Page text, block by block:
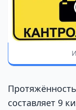
составляет 9